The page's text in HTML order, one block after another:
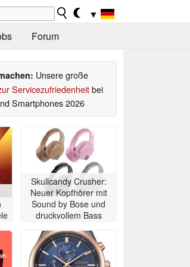
▼
Forum
Unsere große
Servicezufriedenheitbei
Smartphones 2026
Skullcandy Crusher:
Neuer Kopfhörer mit
Sound by Bose und
druckvollem Bass